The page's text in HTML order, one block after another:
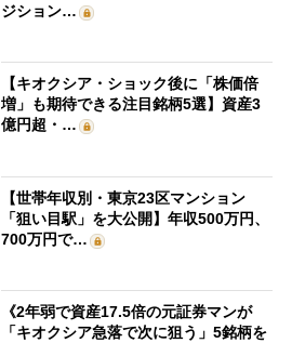
ジション…
【キオクシア・ショック後に「株価倍
増」も期待できる注目銘柄5選】資産3
億円超・…
【世帯年収別・東京23区マンション
「狙い目駅」を大公開】年収500万円、
700万円で…
《2年弱で資産17.5倍の元証券マンが
「キオクシア急落で次に狙う」5銘柄を